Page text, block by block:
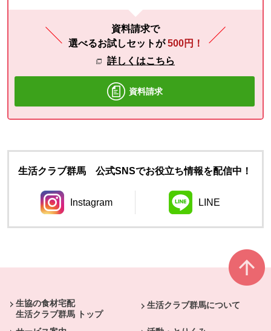
資料請求で
選べるお試しセットが500円！
詳しくはこちら
資料請求
生活クラブ群馬 公式SNSでお役立ち情報を配信中！
Instagram
別のウィンドウで開きます。
LINE
別のウィンドウ
生協の食材宅配
生活クラブ群馬 トップ
生活クラブ群馬について